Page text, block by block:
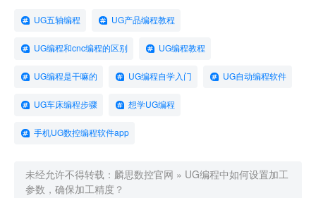
UG五轴编程 UG产品编程教程
UG编程和cnc编程的区别 UG编程教程
UG编程是干嘛的 UG编程自学入门 UG自动编程软件
UG车床编程步骤 想学UG编程
手机UG数控编程软件app
未经允许不得转载： 麟思数控官网 » UG编程中如何设置加工
参数，确保加工精度？